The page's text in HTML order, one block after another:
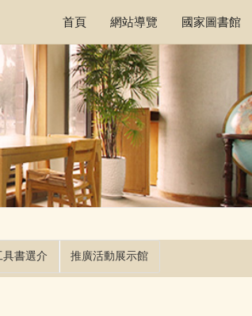
首頁
網站導覽 國家圖書館
具書選介 推廣活動展示館